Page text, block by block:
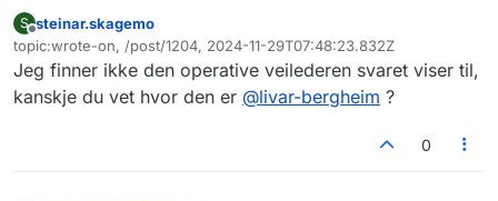
S
Frakoblet
steinar.skagemo
topic:wrote-on, /post/1204, 2024-11-29T07:48:23.832Z
Sist endret av
Jeg finner ikke den operative veilederen svaret viser til,
kanskje du vet hvor den er @livar-bergheim ?
0